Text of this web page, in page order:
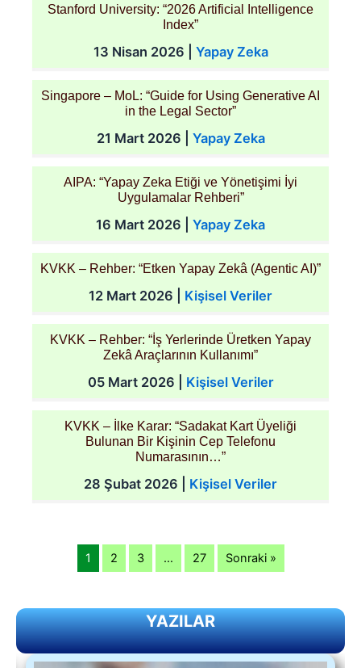
Stanford University: “2026 Artificial Intelligence
Index”
13 Nisan 2026 Yapay Zeka
Singapore – MoL: “Guide for Using Generative AI
in the Legal Sector”
21 Mart 2026 Yapay Zeka
AIPA: “Yapay Zeka Etiği ve Yönetişimi İyi
Uygulamalar Rehberi”
16 Mart 2026 Yapay Zeka
KVKK – Rehber: “Etken Yapay Zekâ (Agentic AI)”
12 Mart 2026 Kişisel Veriler
KVKK – Rehber: “İş Yerlerinde Üretken Yapay
Zekâ Araçlarının Kullanımı”
05 Mart 2026 Kişisel Veriler
KVKK – İlke Karar: “Sadakat Kart Üyeliği
Bulunan Bir Kişinin Cep Telefonu
Numarasının…”
28 Şubat 2026 Kişisel Veriler
1 2 3 … 27 Sonraki »
YAZILAR